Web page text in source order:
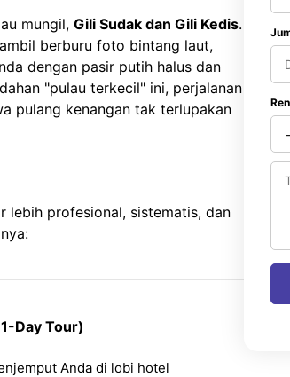
mungil, Gili Sudak dan Gili Kedis.
berburu foto bintang laut,
dengan pasir putih halus dan
"pulau terkecil" ini, perjalanan
pulang kenangan tak terlupakan
lebih profesional, sistematis, dan
Day Tour)
Anda di lobi hotel